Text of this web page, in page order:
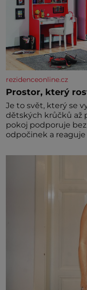
rezidenceonline.cz
Prostor, který
Je to svět, který se
dětských krůčků až
pokoj podporuje
odpočinek a
jednoduchost,